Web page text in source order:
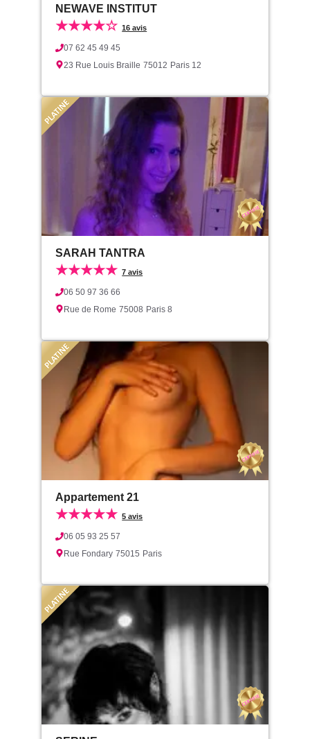
NEWAVE INSTITUT
★★★★☆16 avis
07 62 45 49 45
23 Rue Louis Braille 75012 Paris 12
SARAH TANTRA
★★★★★7 avis
06 50 97 36 66
Rue de Rome 75008 Paris 8
Appartement 21
★★★★★5 avis
06 05 93 25 57
Rue Fondary 75015 Paris